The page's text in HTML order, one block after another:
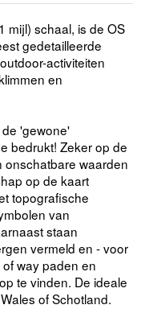
mijl) schaal, is de OS
gedetailleerde
activiteiten
en
'gewone'
bedrukt! Zeker op de
waarden
op de kaart
topografische
van
staan
vermeld en - voor
way paden en
te vinden. De ideale
of Schotland.